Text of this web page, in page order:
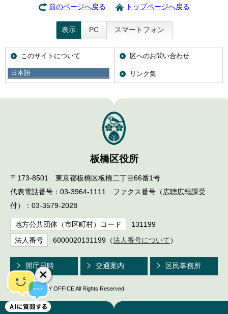
日本語
日本語
前のページへ戻る トップページへ戻る
表示 PC スマートフォン
このサイトについて 区へのお問い合わせ
携帯サイト リンク集
板橋区役所
〒173-8501 東京都板橋区板橋二丁目66番1号
代表電話番号：03-3964-1111 ファクス番号（広聴広報課受
付）：03-3579-2028
地方公共団体（市区町村）コード 131199
法人番号 6000020131199（法人番号について ）
開庁日時 交通案内 区民事務所
© ITABASHI CITY OFFICE All Rights Reserved.